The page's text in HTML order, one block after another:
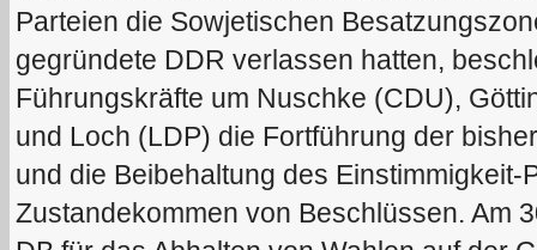
Parteien die Sowjetischen
gegründete DDR verlassen hatten,
Führungskräfte um Nuschke (CDU),
und Loch (LDP) die Fortführung der
und die Beibehaltung des Einstimmigkeit-
Zustandekommen von Beschlüssen. Am